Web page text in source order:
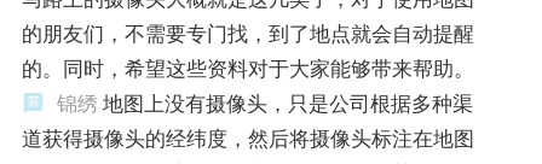
的朋友们，不需要专门找，到了地点就会自动提醒
的。同时，希望这些资料对于大家能够带来帮助。
锦绣 地图上没有摄像头，只是公司根据多种渠
道获得摄像头的经纬度，然后将摄像头标注在地图